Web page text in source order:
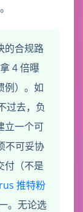
的合规路
4 倍曝
例）。如
过去，负
立一个可
不可妥协
付（不是
推特粉
。无论选